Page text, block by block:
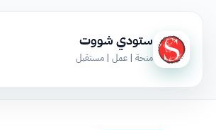
ستودي شووت
منحة | عمل | مستقبل